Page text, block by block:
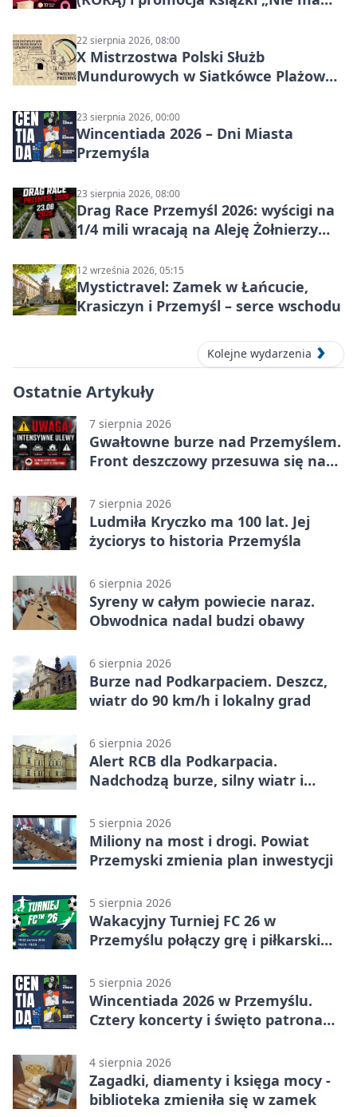
22 sierpnia 2026, 08:00
X Mistrzostwa Polski Służb
Mundurowych w Siatkówce Plażowej
23 sierpnia 2026, 00:00
Wincentiada 2026 – Dni Miasta
Przemyśla
23 sierpnia 2026, 08:00
Drag Race Przemyśl 2026: wyścigi na
1/4 mili wracają na Aleję Żołnierzy
12 września 2026, 05:15
Mystictravel: Zamek w Łańcucie,
Krasiczyn i Przemyśl – serce wschodu
Kolejne wydarzenia
Ostatnie Artykuły
7 sierpnia 2026
Gwałtowne burze nad Przemyślem.
Front deszczowy przesuwa się na
7 sierpnia 2026
Ludmiła Kryczko ma 100 lat. Jej
życiorys to historia Przemyśla
6 sierpnia 2026
Syreny w całym powiecie naraz.
Obwodnica nadal budzi obawy
6 sierpnia 2026
Burze nad Podkarpaciem. Deszcz,
wiatr do 90 km/h i lokalny grad
6 sierpnia 2026
Alert RCB dla Podkarpacia.
Nadchodzą burze, silny wiatr i
5 sierpnia 2026
Miliony na most i drogi. Powiat
Przemyski zmienia plan inwestycji
5 sierpnia 2026
Wakacyjny Turniej FC 26 w
Przemyślu połączy grę i piłkarski
5 sierpnia 2026
Wincentiada 2026 w Przemyślu.
Cztery koncerty i święto patrona
4 sierpnia 2026
Zagadki, diamenty i księga mocy -
biblioteka zmieniła się w zamek